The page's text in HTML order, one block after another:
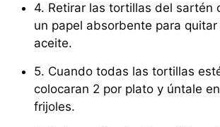
4. Retirar las tortillas del sartén
un papel absorbente para
aceite.
5. Cuando todas las tortillas
colocaran 2 por plato y úntale
frijoles.